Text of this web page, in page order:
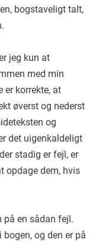
bogstaveligt talt,
jeg kun at
med min
er korrekte, at
øverst og nederst
og
det uigenkaldeligt
stadig er fejl, er
opdage dem, hvis
en sådan fejl.
og den er på